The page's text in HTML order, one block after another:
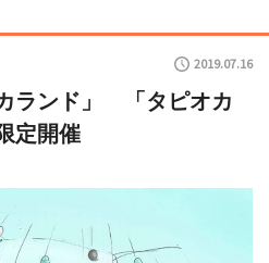
2019.07.16
ランド」 「タピオカ
定開催